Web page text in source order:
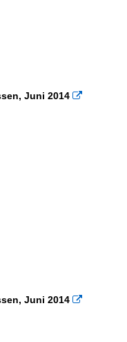
Juni 2014 
Juni 2014 